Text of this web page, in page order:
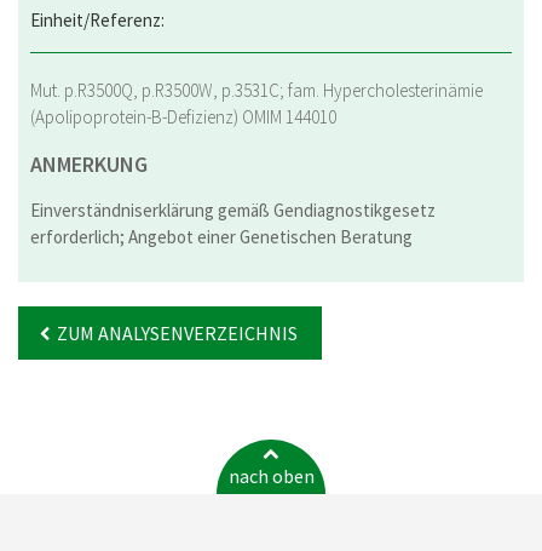
Mut. p.R3500Q, p.R3500W, p.3531C; fam. Hypercholesterinämie
(Apolipoprotein-B-Defizienz) OMIM 144010
ANMERKUNG
Einverständniserklärung gemäß Gendiagnostikgesetz
erforderlich; Angebot einer Genetischen Beratung
ZUM ANALYSENVERZEICHNIS
nach oben